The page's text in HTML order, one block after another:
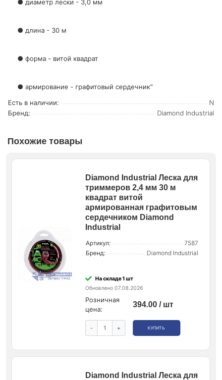
● диаметр лески - 3,0 мм
● длина - 30 м
● форма - витой квадрат
● армирование - графитовый сердечник"
Есть в наличии:
N
Бренд:
Diamond Industrial
Похожие товары
Diamond Industrial Леска для
триммеров 2,4 мм 30 м
квадрат витой
армированная графитовым
сердечником Diamond
Industrial
Артикул:
7587
Бренд:
Diamond Industrial
На складе 1 шт
Обновлено 07.08.2026
Розничная
цена:
394.00 / шт
- + КУПИТЬ
Diamond Industrial Леска для